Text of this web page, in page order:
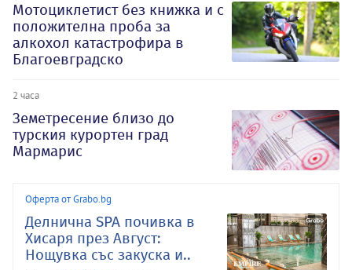
Мотоциклетист без книжка и с
положителна проба за
алкохол катастрофира в
Благоевградско
2 часа
Земетресение близо до
турския курортен град
Мармарис
Оферта от Grabo.bg
Делнична SPA почивка в
Хисаря през Август:
Нощувка със закуска и..